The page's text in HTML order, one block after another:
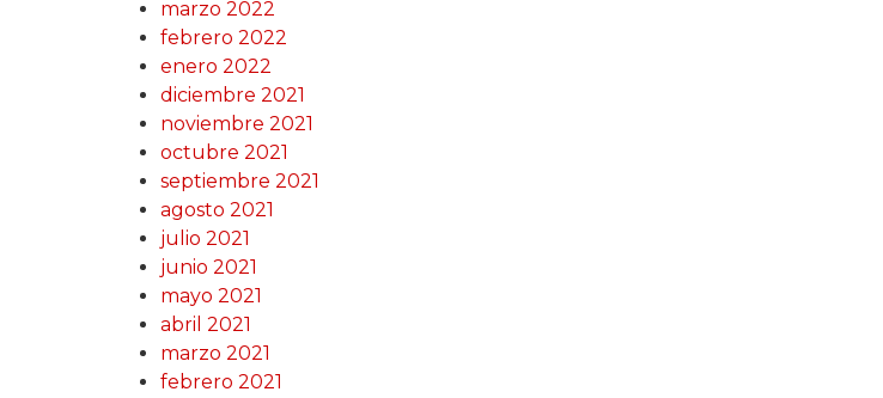
marzo 2022
febrero 2022
enero 2022
diciembre 2021
noviembre 2021
octubre 2021
septiembre 2021
agosto 2021
julio 2021
junio 2021
mayo 2021
abril 2021
marzo 2021
febrero 2021